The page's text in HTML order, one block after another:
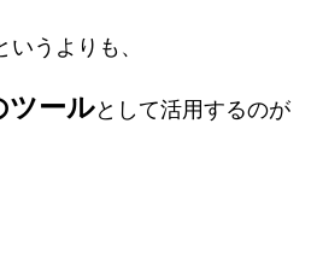
うよりも、
ツールとして活用するのが